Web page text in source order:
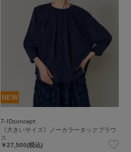
NEW
7-IDconcept.
《大きいサイズ》ノーカラータックブラウ
ス
￥27,500(税込)